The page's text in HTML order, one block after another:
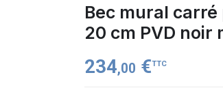
Bec mural
20 cm PVD noir
234,00 €TTC